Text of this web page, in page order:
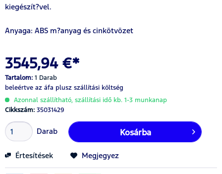
kiegészít?vel.
Anyaga: ABS m?anyag és cinkötvözet
3545,94 €*
Tartalom: 1 Darab
beleértve az áfa plusz szállítási költség
Azonnal szállítható, szállítási idő kb. 1-3 munkanap
Cikkszám: 35031429
Darab Kosárba
Értesítések Megjegyez